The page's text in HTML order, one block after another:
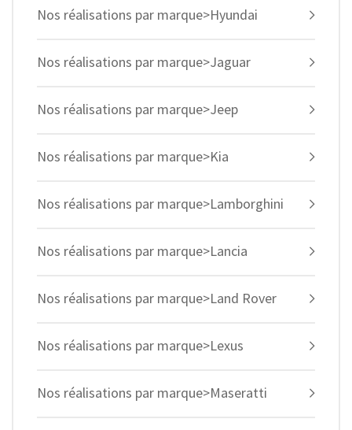
Nos réalisations par marque>Hyundai
Nos réalisations par marque>Jaguar
Nos réalisations par marque>Jeep
Nos réalisations par marque>Kia
Nos réalisations par marque>Lamborghini
Nos réalisations par marque>Lancia
Nos réalisations par marque>Land Rover
Nos réalisations par marque>Lexus
Nos réalisations par marque>Maseratti